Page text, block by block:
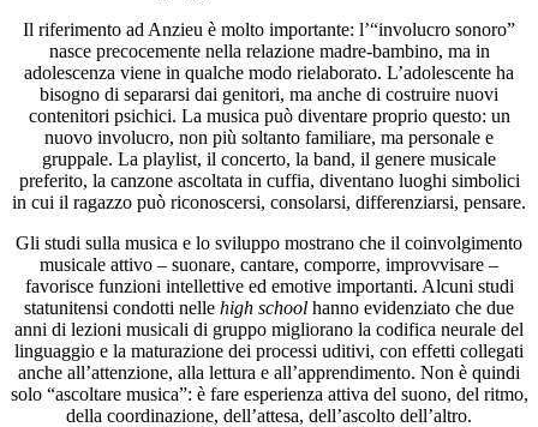
Il riferimento ad Anzieu è molto importante: l’“involucro sonoro”
nasce precocemente nella relazione madre-bambino, ma in
adolescenza viene in qualche modo rielaborato. L’adolescente ha
bisogno di separarsi dai genitori, ma anche di costruire nuovi
contenitori psichici. La musica può diventare proprio questo: un
nuovo involucro, non più soltanto familiare, ma personale e
gruppale. La playlist, il concerto, la band, il genere musicale
preferito, la canzone ascoltata in cuffia, diventano luoghi simbolici
in cui il ragazzo può riconoscersi, consolarsi, differenziarsi, pensare.
Gli studi sulla musica e lo sviluppo mostrano che il coinvolgimento
musicale attivo – suonare, cantare, comporre, improvvisare –
favorisce funzioni intellettive ed emotive importanti. Alcuni studi
statunitensi condotti nelle high school hanno evidenziato che due
anni di lezioni musicali di gruppo migliorano la codifica neurale del
linguaggio e la maturazione dei processi uditivi, con effetti collegati
anche all’attenzione, alla lettura e all’apprendimento. Non è quindi
solo “ascoltare musica”: è fare esperienza attiva del suono, del ritmo,
della coordinazione, dell’attesa, dell’ascolto dell’altro.